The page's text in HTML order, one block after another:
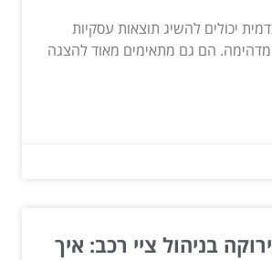
יכולים להשיג תוצאות עסקיות
מדהימה. הם גם מתאימים מאוד להצגה
בניהול ציי רכב: איך